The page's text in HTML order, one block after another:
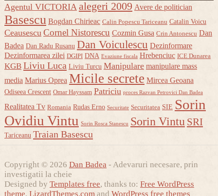
Agentul VICTORIA alegeri 2009 Avere de politician
Basescu Bogdan Chirieac Calin Popescu Tariceanu Catalin Voicu
Ceausescu Cornel Nistorescu Cozmin Gusa Crin Antonescu Dan
Badea Dan Radu Rusanu Dan Voiculescu Dezinformare
Dezinformarea zilei DGIPI DNA Evaziune fiscala Hrebenciuc ICE Dunarea
KGB Liviu Luca Liviu Turcu Manipulare manipulare mass
media Marius Oprea Micile secrete Mircea Geoana
Odiseea Crescent Omar Hayssam Patriciu proces Razvan Petrovici Dan Badea
Realitatea Tv Romania Rudas Erno Securitate Securitatea SIE Sorin
Ovidiu Vintu Sorin Rosca Stanescu Sorin Vintu SRI
Tariceanu Traian Basescu
Copyright © 2026 Dan Badea - Adevaruri necesare, prin
investigatii la cheie
Designed by Templates free, thanks to: Free WordPress
theme, LizardThemes.com and WordPress free themes